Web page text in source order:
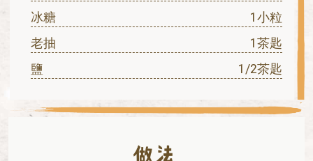
冰糖
1小粒
老抽
1茶匙
鹽
1/2茶匙